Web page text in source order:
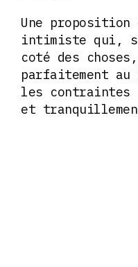
Une proposition
intimiste qui,
coté des
parfaitement au
les
et